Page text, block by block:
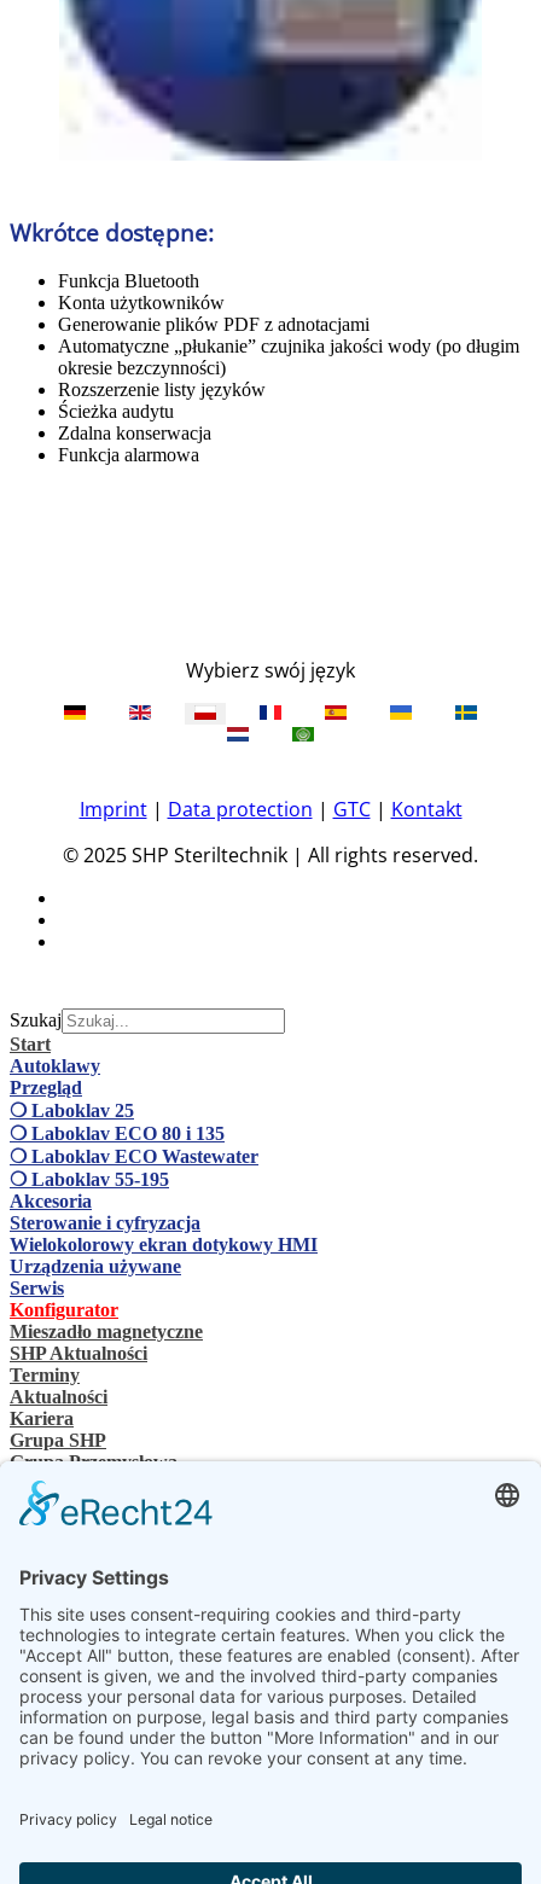
Wkrótce dostępne:
Funkcja Bluetooth
Konta użytkowników
Generowanie plików PDF z adnotacjami
Automatyczne „płukanie” czujnika jakości wody (po długim
okresie bezczynności)
Rozszerzenie listy języków
Ścieżka audytu
Zdalna konserwacja
Funkcja alarmowa
Wybierz swój język
Imprint| Data protection | GTC| Kontakt
© 2025 SHP Steriltechnik | All rights reserved.
Szukaj
Start
Autoklawy
Przegląd
❍ Laboklav 25
❍ Laboklav ECO 80 i 135
❍ Laboklav ECO Wastewater
❍ Laboklav 55-195
Akcesoria
Sterowanie i cyfryzacja
Wielokolorowy ekran dotykowy HMI
Urządzenia używane
Serwis
Konfigurator
Mieszadło magnetyczne
SHP Aktualności
Terminy
Aktualności
Kariera
Grupa SHP
Grupa Przemysłowa
Osoba kontaktowa
Kontakt
Sprzedawcy specjalistyczni
Pliki do pobrania SHP
Wybierz swój język
DE
EN
PL